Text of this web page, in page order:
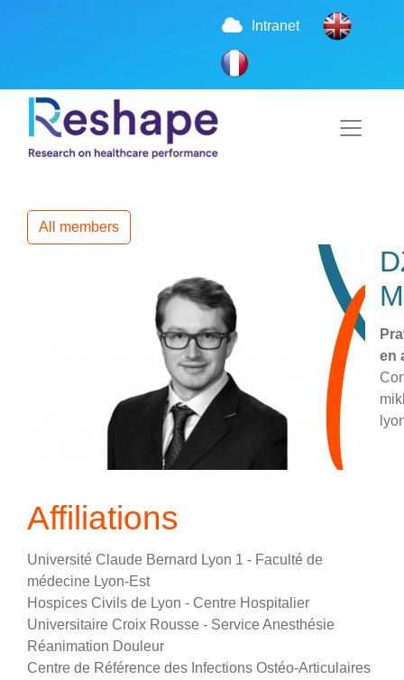
Intranet
All members
en
Affiliations
Université Claude Bernard Lyon 1 - Faculté de
médecine Lyon-Est
Hospices Civils de Lyon - Centre Hospitalier
Universitaire Croix Rousse - Service Anesthésie
Réanimation Douleur
Centre de Référence des Infections Ostéo-Articulaires